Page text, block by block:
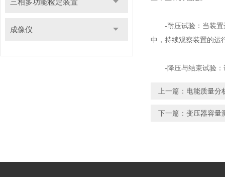
三相多功能检定装置
成像仪
-耐压试验：当装置达
中，持续观察装置的运
-降压与结束试验：
上一篇： 电能质量分
下一篇： 变压器容量